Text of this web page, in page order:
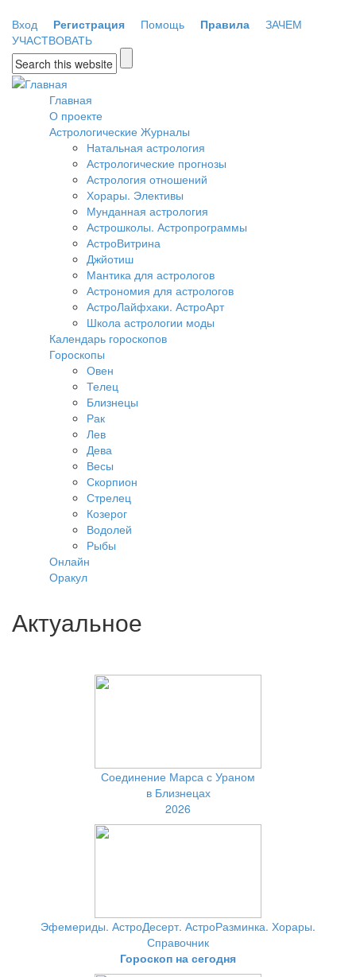
Вход
Регистрация Помощь Правила
ЗАЧЕМ
УЧАСТВОВАТЬ
Форма поиска
Главная
О проекте
Астрологические Журналы
Натальная астрология
Астрологические прогнозы
Астрология отношений
Хорары. Элективы
Мунданная астрология
Астрошколы. Астропрограммы
АстроВитрина
Джйотиш
Мантика для астрологов
Астрономия для астрологов
АстроЛайфхаки. АстроАрт
Школа астрологии моды
Календарь гороскопов
Гороскопы
Овен
Телец
Близнецы
Рак
Лев
Дева
Весы
Скорпион
Стрелец
Козерог
Водолей
Рыбы
Онлайн
Оракул
Актуальное
Соединение Марса с Ураном
в Близнецах
2026
Эфемериды. АстроДесерт. АстроРазминка. Хорары.
Справочник
Гороскоп на сегодня